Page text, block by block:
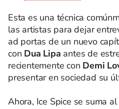
Esta es una técnica
las artistas para dejar
ad portas de un nuevo
con Dua Lipa antes de
recientemente con Demi
presentar en sociedad su
Ahora, Ice Spice se suma